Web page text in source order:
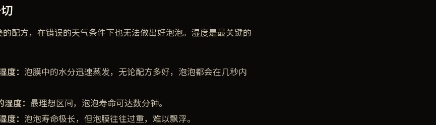
配方，在错误的天气条件下也无法做出好泡泡。湿度是最关键的
度：泡膜中的水分迅速蒸发，无论配方多好，泡泡都会在几秒内
度： 最理想区间，泡泡寿命可达数分钟。
度：泡泡寿命极长，但泡膜往往过重，难以飘浮。